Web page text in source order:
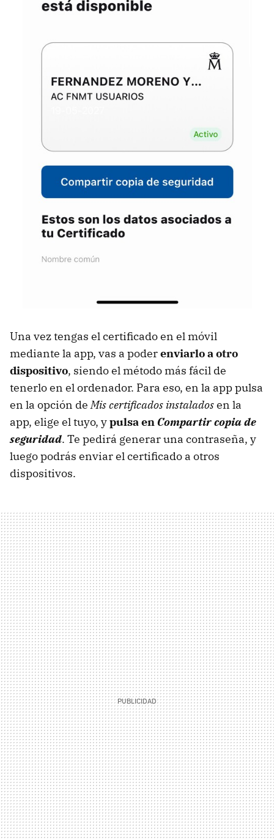
Una vez tengas el certificado en el móvil
mediante la app, vas a poderenviarlo a otro
dispositivo, siendo el método más fácil de
tenerlo en el ordenador. Para eso, en la app pulsa
en la opción deMis certificados instaladosen la
app, elige el tuyo, ypulsa enCompartir copia de
seguridad. Te pedirá generar una contraseña, y
luego podrás enviar el certificado a otros
dispositivos.